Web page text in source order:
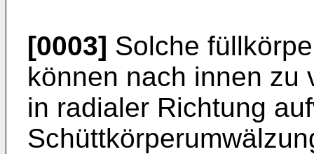
[0003] Solche
können nach innen zu
in radialer Rich­tung